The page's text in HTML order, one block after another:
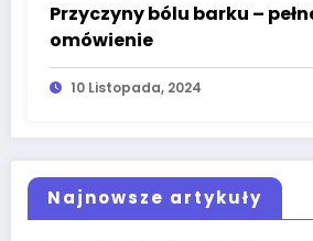
Przyczyny bólu barku –
omówienie
10 Listopada, 2024
Najnowsze artykuły